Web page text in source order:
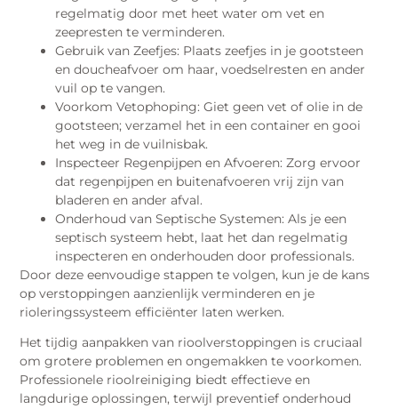
regelmatig door met heet water om vet en
zeepresten te verminderen.
Gebruik van Zeefjes: Plaats zeefjes in je gootsteen
en doucheafvoer om haar, voedselresten en ander
vuil op te vangen.
Voorkom Vetophoping: Giet geen vet of olie in de
gootsteen; verzamel het in een container en gooi
het weg in de vuilnisbak.
Inspecteer Regenpijpen en Afvoeren: Zorg ervoor
dat regenpijpen en buitenafvoeren vrij zijn van
bladeren en ander afval.
Onderhoud van Septische Systemen: Als je een
septisch systeem hebt, laat het dan regelmatig
inspecteren en onderhouden door professionals.
Door deze eenvoudige stappen te volgen, kun je de kans
op verstoppingen aanzienlijk verminderen en je
rioleringssysteem efficiënter laten werken.
Het tijdig aanpakken van rioolverstoppingen is cruciaal
om grotere problemen en ongemakken te voorkomen.
Professionele rioolreiniging biedt effectieve en
langdurige oplossingen, terwijl preventief onderhoud